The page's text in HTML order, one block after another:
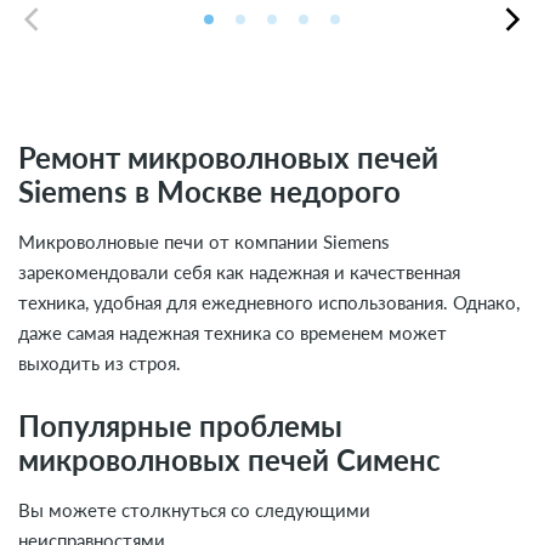
Ремонт микроволновых печей
Siemens в Москве недорого
Микроволновые печи от компании Siemens
зарекомендовали себя как надежная и качественная
техника, удобная для ежедневного использования. Однако,
даже самая надежная техника со временем может
выходить из строя.
Популярные проблемы
микроволновых печей Сименс
Вы можете столкнуться со следующими
неисправностями.